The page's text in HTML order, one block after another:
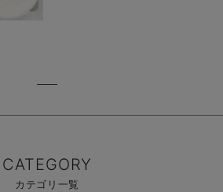
CATEGORY
カテゴリ一覧